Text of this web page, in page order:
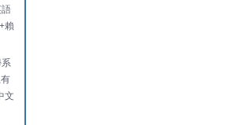
語
賴
系
文